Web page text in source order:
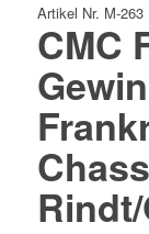
Artikel Nr. M-263
CMC